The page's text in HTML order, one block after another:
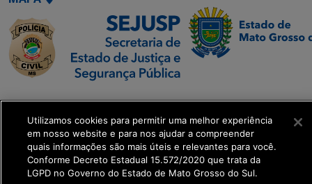
SETDIG | Secretaria-
Executiva de
Transformação Digital
get_footer();
Utilizamos cookies para permitir uma melhor experiência
em nosso website e para nos ajudar a compreender
quais informações são mais úteis e relevantes para você.
Conforme Decreto Estadual 15.572/2020 que trata da
LGPD no Governo do Estado de Mato Grosso do Sul.